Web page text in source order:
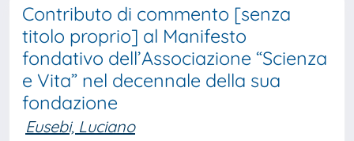
Contributo di commento [senza
titolo proprio] al Manifesto
fondativo dell’Associazione “Scienza
e Vita” nel decennale della sua
fondazione
Eusebi, Luciano